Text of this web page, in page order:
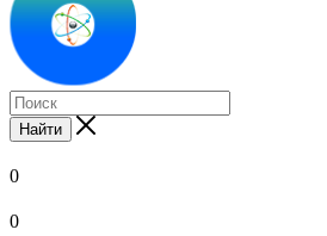
Найти
0
0